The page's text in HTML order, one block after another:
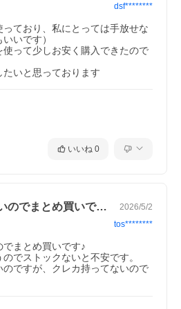
dsf********
ており、私にとっては手放せな
いです）
使って少しお安く購入できたので
いと思っております
いいね 0
特に腐るものでもないのでまとめ買いです… 2026/5/2
tos********
まとめ買いです♪
でストックないと不安です。
ですが、クレカ持ってないので